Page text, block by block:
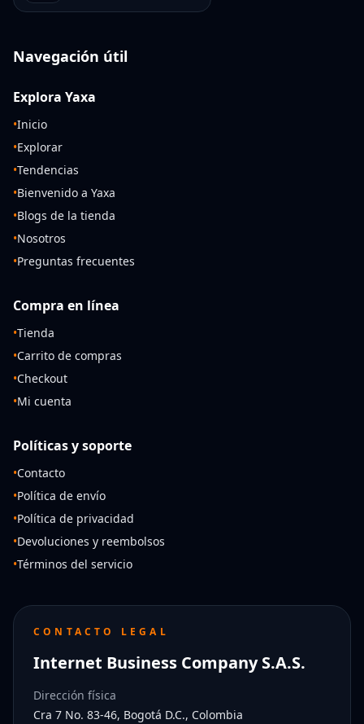
Navegación útil
Explora Yaxa
•Inicio
•Explorar
•Tendencias
•Bienvenido a Yaxa
•Blogs de la tienda
•Nosotros
•Preguntas frecuentes
Compra en línea
•Tienda
•Carrito de compras
•Checkout
•Mi cuenta
Políticas y soporte
•Contacto
•Política de envío
•Política de privacidad
•Devoluciones y reembolsos
•Términos del servicio
CONTACTO LEGAL
Internet Business Company S.A.S.
Dirección física
Cra 7 No. 83-46, Bogotá D.C., Colombia